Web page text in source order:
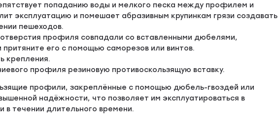
попаданию воды и мелкого песка между профилем и
эксплуатацию и помешает абразивным крупинкам грязи создавать
пешеходов.
профиля совпадали со вставленными дюбелями,
его с помощью саморезов или винтов.
крепления.
профиля резиновую противоскользящую вставку.
профили, закреплённые с помощью дюбель-гвоздей или
надёжности, что позволяет им эксплуатироваться в
в течении длительного времени.